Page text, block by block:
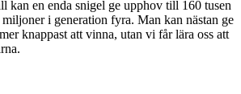
kan en enda snigel ge upphov till 160 tusen
i generation fyra. Man kan nästan ge
knappast att vinna, utan vi får lära oss att